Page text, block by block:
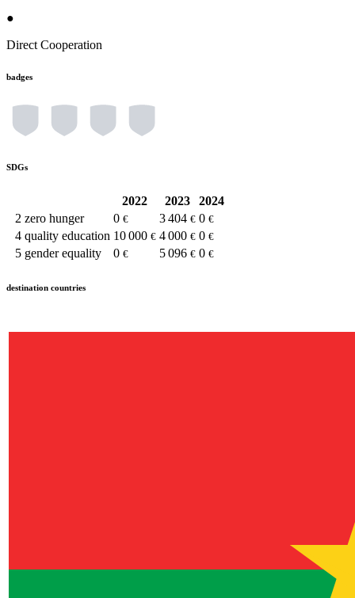
●
Direct Cooperation
badges
SDGs
2022 2023
2024
2 zero hunger 0 € 3 404 € 0 €
4 quality education 10 000 € 4 000 € 0 €
5 gender equality 0 € 5 096 € 0 €
destination countries